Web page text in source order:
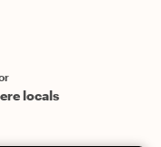
locals